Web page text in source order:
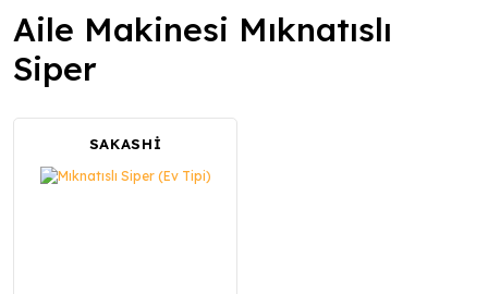
Aile Makinesi Mıknatıslı
Siper
SAKASHİ